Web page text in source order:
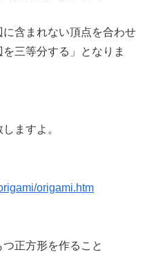
に含まれない頂点を合わせ
三等分する」となりま
ますよ。
origami.htm
正方形を作ること